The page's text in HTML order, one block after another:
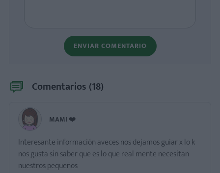
ENVIAR COMENTARIO
Comentarios (18)
MAMI ❤️
Interesante información aveces nos dejamos guiar x lo k
nos gusta sin saber que es lo que real mente necesitan
nuestros pequeños